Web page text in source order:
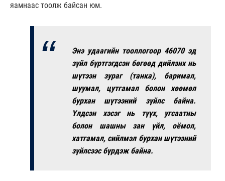
яамнаас тоолж байсан юм.
Энэ удаагийн тооллогоор 46070 эд
зүйл бүртгэгдсэн бөгөөд дийлэнх нь
шүтээн зураг (танка), баримал,
шуумал, цутгамал болон хөөмөл
бурхан шүтээний зүйлс байна.
Үлдсэн хэсэг нь түүх, угсаатны
болон шашны зан үйл, оёмол,
хатгамал, сийлмэл бурхан шүтээний
зүйлсээс бүрдэж байна.